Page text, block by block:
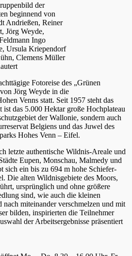
der
beginnend von
Andrießen, Reiner
Jörg Weyde,
Ingo
Ursula Kriependorf
Clemens Müller
Fotoreise des „Grünen
Jörg Weyde in die
Venns statt. Seit 1957 steht das
das 5.000 Hektar große Hochplateau
der Wallonie, sondern auch
Belgiens und das Juwel des
Hohes Venn – Eifel.
letzte authentische Wildnis-Areale und
Eupen, Monschau, Malmedy und
sich ein bis zu 694 m hohe Schiefer-
Die alten Wildnisgebiete des Moors,
ursprünglich und ohne größere
sind, wie auch die kleinen
nach miteinander verschmelzen und mit
bilden, inspirierten die Teilnehmer
der Arbeitsergebnisse präsentiert